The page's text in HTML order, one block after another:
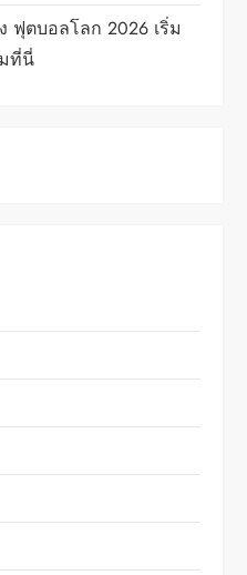
ตบอลโลก 2026 เริ่ม
ที่นี่